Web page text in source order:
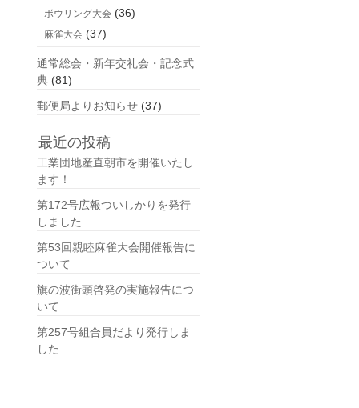
ボウリング大会 (36)
麻雀大会 (37)
通常総会・新年交礼会・記念式
典 (81)
郵便局よりお知らせ (37)
最近の投稿
工業団地産直朝市を開催いたし
ます！
第172号広報ついしかりを発行
しました
第53回親睦麻雀大会開催報告に
ついて
旗の波街頭啓発の実施報告につ
いて
第257号組合員だより発行しま
した